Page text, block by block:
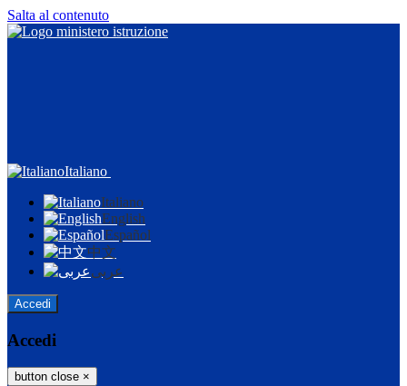
Salta al contenuto
Italiano
Italiano
English
Español
中文
عربى
Accedi
Accedi
button close ×